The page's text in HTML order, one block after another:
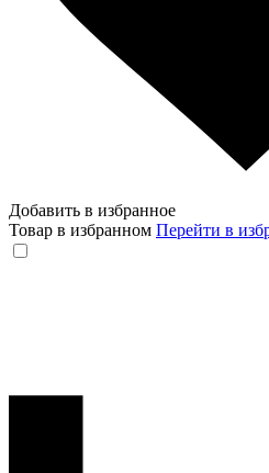
Добавить в избранное
Товар в избранном Перейти в